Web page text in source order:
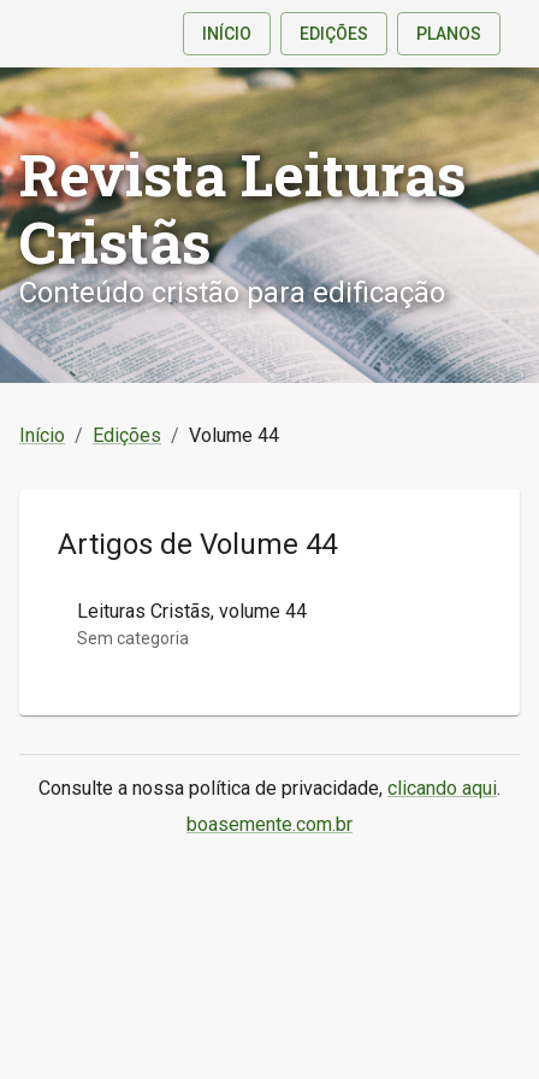
INÍCIO EDIÇÕES PLANOS
Revista Leituras
Cristãs
Conteúdo cristão para edificação
Início / Edições / Volume 44
Artigos de Volume 44
Leituras Cristãs, volume 44
Sem categoria
Consulte a nossa política de privacidade, clicando aqui.
boasemente.com.br